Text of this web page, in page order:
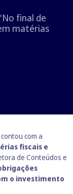
final de
matérias
com a
fiscais e
de Conteúdos e
o investimento